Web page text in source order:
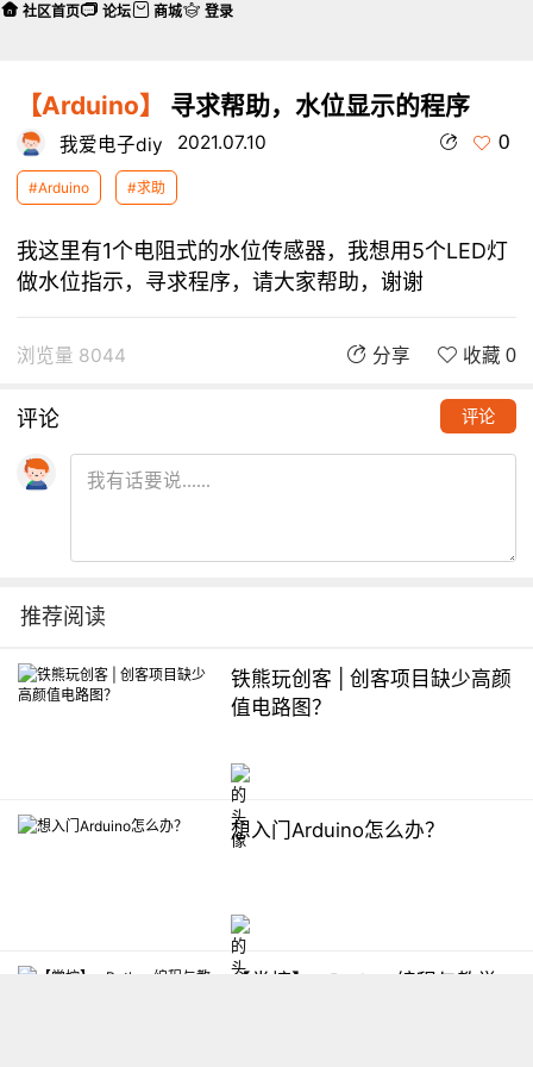
【Arduino】 寻求帮助，水位显示的程序
我爱电子diy 2021.07.10 0
#Arduino #求助
我这里有1个电阻式的水位传感器，我想用5个LED灯
做水位指示，寻求程序，请大家帮助，谢谢
浏览量 8044 分享 收藏 0
评论 评论
推荐阅读
铁熊玩创客 | 创客项目缺少高颜
值电路图？
想入门Arduino怎么办？
【掌控】mPython编程与教学
社区首页 论坛 商城 登录